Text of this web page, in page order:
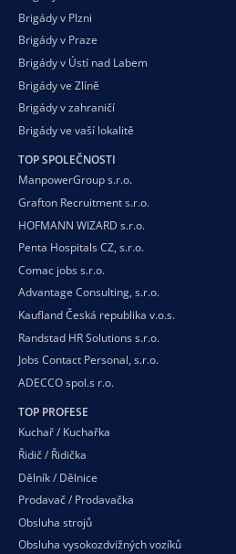
Brigády v Plzni
Brigády v Praze
Brigády v Ústí nad Labem
Brigády ve Zlíně
Brigády v zahraničí
Brigády ve vaší lokalitě
TOP SPOLEČNOSTI
ManpowerGroup s.r.o.
Grafton Recruitment s.r.o.
HOFMANN WIZARD s.r.o.
Penta Hospitals CZ, s.r.o.
Comac jobs s.r.o.
Advantage Consulting, s.r.o.
Kaufland Česká republika v.o.s.
Randstad HR Solutions s.r.o.
Jobs Contact Personal, s.r.o.
ADECCO spol.s r.o.
TOP PROFESE
Kuchař / Kuchařka
Řidič / Řidička
Dělník / Dělnice
Prodavač / Prodavačka
Obsluha strojů
Obsluha vysokozdvižných vozíků